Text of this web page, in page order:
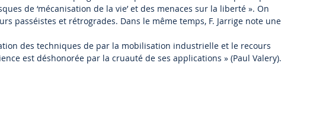
de ‘mécanisation de la vie’ et des menaces sur la liberté ». On
passéistes et rétrogrades. Dans le même temps, F. Jarrige note une
des techniques de par la mobilisation industrielle et le recours
est déshonorée par la cruauté de ses applications » (Paul Valery).